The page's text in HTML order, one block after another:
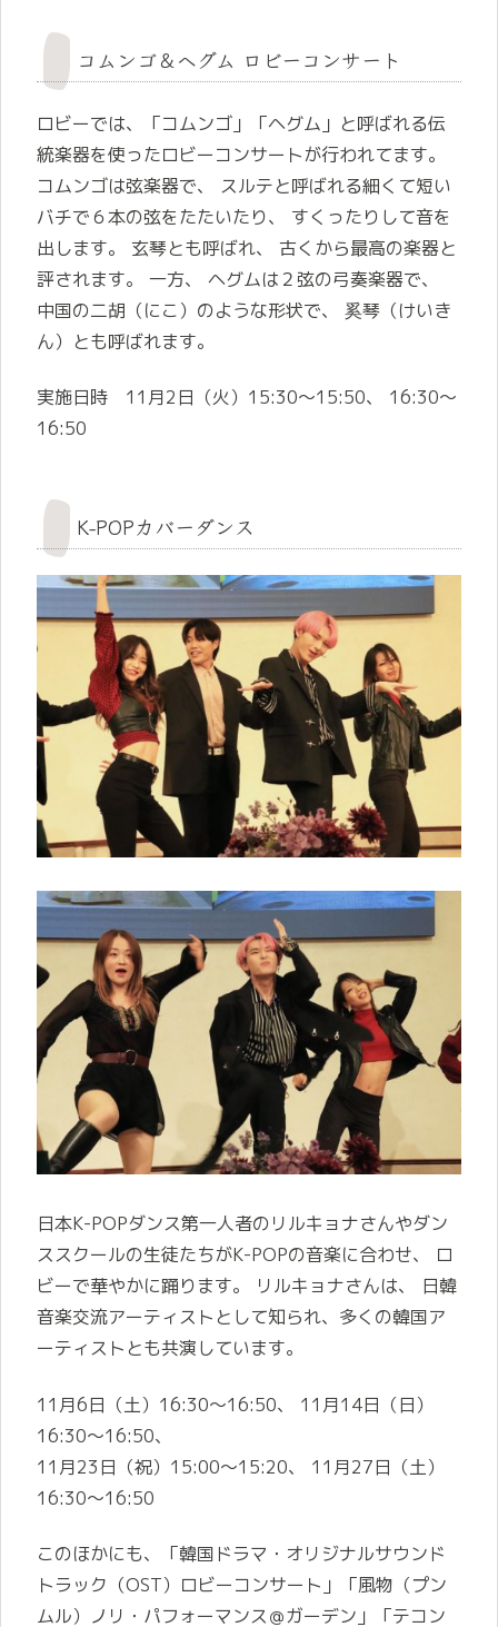
コムンゴ＆ヘグム ロビーコンサート
ロビーでは、「コムンゴ」「ヘグム」と呼ばれる伝
統楽器を使ったロビーコンサートが行われてます。
コムンゴは弦楽器で、 スルテと呼ばれる細くて短い
バチで６本の弦をたたいたり、 すくったりして音を
出します。 玄琴とも呼ばれ、 古くから最高の楽器と
評されます。 一方、 ヘグムは２弦の弓奏楽器で、
中国の二胡（にこ）のような形状で、 奚琴（けいき
ん）とも呼ばれます。
実施日時 11月2日（火）15:30～15:50、 16:30～
16:50
K-POPカバーダンス
日本K-POPダンス第一人者のリルキョナさんやダン
ススクールの生徒たちがK-POPの音楽に合わせ、 ロ
ビーで華やかに踊ります。 リルキョナさんは、 日韓
音楽交流アーティストとして知られ、多くの韓国ア
ーティストとも共演しています。
11月6日（土）16:30～16:50、 11月14日（日）
16:30～16:50、
11月23日（祝）15:00～15:20、 11月27日（土）
16:30～16:50
このほかにも、「韓国ドラマ・オリジナルサウンド
トラック（OST）ロビーコンサート」「風物（プン
ムル）ノリ・パフォーマンス＠ガーデン」「テコン